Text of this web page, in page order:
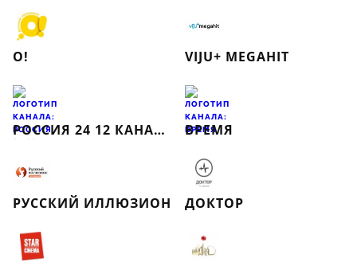
О! VIJU+ MEGAHIT
РОССИЯ 24 12 КАНАЛ РИК (ПЕРМЬ) ВРЕМЯ
РУССКИЙ ИЛЛЮЗИОН ДОКТОР